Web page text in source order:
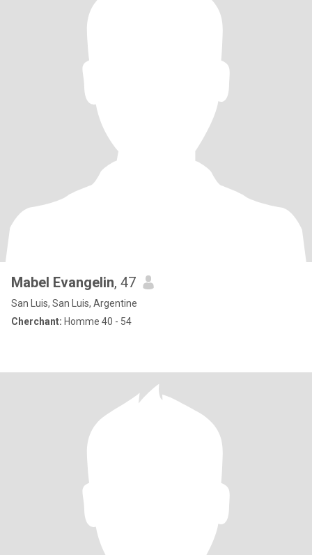
Mabel Evangelin, 47
San Luis, San Luis, Argentine
Cherchant: Homme 40 - 54